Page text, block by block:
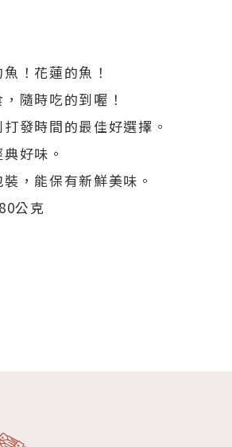
！花蓮的魚！
隨時吃的到喔！
發時間的最佳好選擇。
好味。
，能保有新鮮美味。
公克